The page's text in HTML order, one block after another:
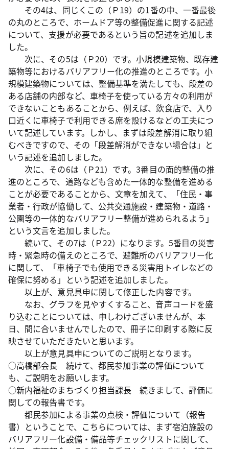
その4は、同じくこの（Ｐ19）の1番の中、一番最後
の丸のところで、ホームドア等の整備促進に関する記述
について、支援が必要であるという旨の記述を追加しま
した。
次に、その5は（Ｐ20）です。小規模建築物、既存建
築物等におけるバリアフリー化の推進のところです。小
規模建築物については、整備基準を満たしても、段差の
ある店舗の内部など、車椅子を使っている方々の利用が
できないこともあることから、例えば、飲食店で、入り
口近くに車椅子で利用できる席を設けるなどの工夫につ
いて記述しています。しかし、まずは段差解消に取り組
むべきですので、その「段差解消ができない場合は」と
いう記述を追加しました。
次に、その6は（Ｐ21）です。3番目の面的整備の推
進のところで、道路なども含めた一体的な整備を進める
ことが必要であることから、文章を加えて、「住民・事
業者・行政が協働して、公共交通施設・建築物・道路・
公園等の一体的なバリアフリー整備が進められるよう」
という文言を追加しました。
続いて、その7は（Ｐ22）になります。5番目の災害
時・緊急時の備えのところで、避難所のバリアフリー化
に関して、「車椅子でも使用できる災害用トイレなどの
確保に努める」という記述を追加しました。
以上が、意見具申に関して修正した内容です。
なお、グラフを見やすくすること、音声コードを盛
り込むことについては、申しわけございませんが、本
日、間に合いませんでしたので、冊子に印刷する際に反
映させていただきたいと思います。
以上が意見具申についてのご説明となります。
○高橋部会長 続けて、都民参加事業の評価について
も、ご説明をお願いします。
○新内福祉のまちづくり担当課長 続きまして、評価に
関しての報告書です。
都民参加による事業の点検・評価について（報告
書）ということで、こちらについては、まず宿泊施設の
バリアフリー化設備・備品等チェックリストに関して、